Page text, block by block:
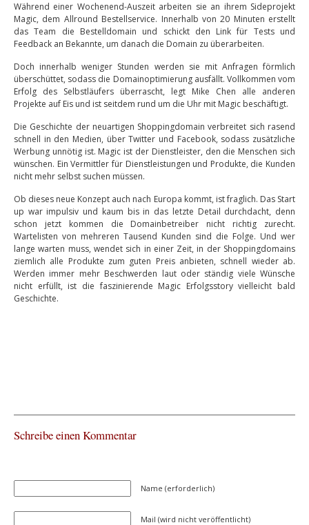
Während einer Wochenend-Auszeit arbeiten sie an ihrem Sideprojekt
Magic, dem Allround Bestellservice. Innerhalb von 20 Minuten erstellt
das Team die Bestelldomain und schickt den Link für Tests und
Feedback an Bekannte, um danach die Domain zu überarbeiten.
Doch innerhalb weniger Stunden werden sie mit Anfragen förmlich
überschüttet, sodass die Domainoptimierung ausfällt. Vollkommen vom
Erfolg des Selbstläufers überrascht, legt Mike Chen alle anderen
Projekte auf Eis und ist seitdem rund um die Uhr mit Magic beschäftigt.
Die Geschichte der neuartigen Shoppingdomain verbreitet sich rasend
schnell in den Medien, über Twitter und Facebook, sodass zusätzliche
Werbung unnötig ist. Magic ist der Dienstleister, den die Menschen sich
wünschen. Ein Vermittler für Dienstleistungen und Produkte, die Kunden
nicht mehr selbst suchen müssen.
Ob dieses neue Konzept auch nach Europa kommt, ist fraglich. Das Start
up war impulsiv und kaum bis in das letzte Detail durchdacht, denn
schon jetzt kommen die Domainbetreiber nicht richtig zurecht.
Wartelisten von mehreren Tausend Kunden sind die Folge. Und wer
lange warten muss, wendet sich in einer Zeit, in der Shoppingdomains
ziemlich alle Produkte zum guten Preis anbieten, schnell wieder ab.
Werden immer mehr Beschwerden laut oder ständig viele Wünsche
nicht erfüllt, ist die faszinierende Magic Erfolgsstory vielleicht bald
Geschichte.
Schreibe einen Kommentar
Name (erforderlich)
Mail (wird nicht veröffentlicht)